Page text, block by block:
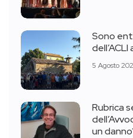
Sono
5 Agosto
Rubrica
un